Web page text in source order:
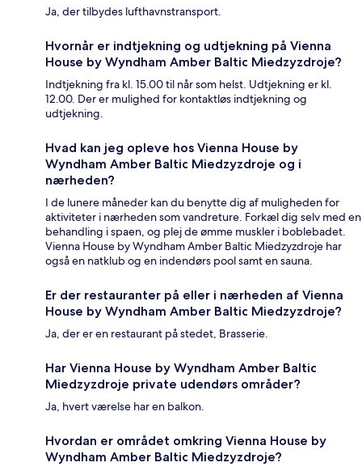
Ja, der tilbydes lufthavnstransport.
Hvornår er indtjekning og udtjekning på Vienna
House by Wyndham Amber Baltic Miedzyzdroje?
Indtjekning fra kl. 15.00 til når som helst. Udtjekning er kl.
12.00. Der er mulighed for kontaktløs indtjekning og
udtjekning.
Hvad kan jeg opleve hos Vienna House by
Wyndham Amber Baltic Miedzyzdroje og i
nærheden?
I de lunere måneder kan du benytte dig af muligheden for
aktiviteter i nærheden som vandreture. Forkæl dig selv med en
behandling i spaen, og plej de ømme muskler i boblebadet.
Vienna House by Wyndham Amber Baltic Miedzyzdroje har
også en natklub og en indendørs pool samt en sauna.
Er der restauranter på eller i nærheden af Vienna
House by Wyndham Amber Baltic Miedzyzdroje?
Ja, der er en restaurant på stedet, Brasserie.
Har Vienna House by Wyndham Amber Baltic
Miedzyzdroje private udendørs områder?
Ja, hvert værelse har en balkon.
Hvordan er området omkring Vienna House by
Wyndham Amber Baltic Miedzyzdroje?